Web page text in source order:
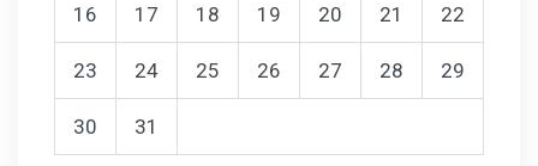
16 17 18 19 20 21 22
23 24 25 26 27 28 29
30 31